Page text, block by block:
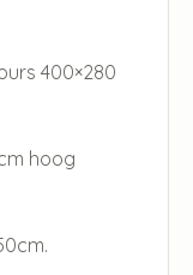
400×280
hoog